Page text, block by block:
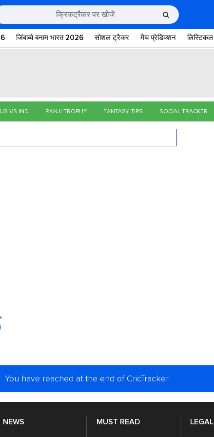
जिंबाब्वे बनाम भारत 2026 सोशल ट्रैकर मैच प्रेडिक्शन लिस्टिकल
VS IND RANJI TROPHY FANTASY TIPS SOCIAL TRACKER
You have reached at the end of CricTracker
NEWS MUST READ LEGAL